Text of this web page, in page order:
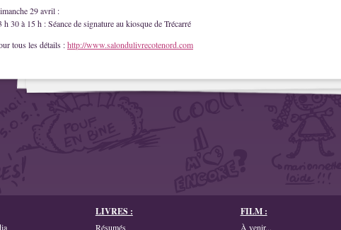
29 avril :
h 30 à 15 h : Séance de signature au kiosque de Trécarré
tous les détails :http://www.salondulivrecotenord.com
LIVRES :
Résumés
FILM :
À venir...